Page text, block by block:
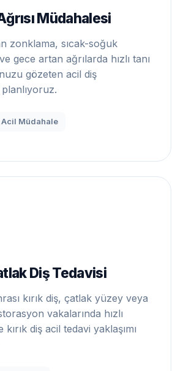
Müdahalesi
zonklama, sıcak-soğuk
gece artan ağrılarda hızlı tanı
gözeten acil diş
Acil Müdahale
Diş Tedavisi
kırık diş, çatlak yüzey veya
vakalarında hızlı
diş acil tedavi yaklaşımı